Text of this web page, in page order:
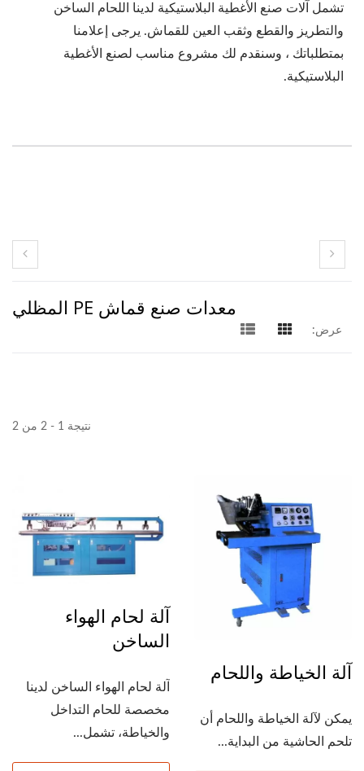
تشمل آلات صنع الأغطية البلاستيكية لدينا اللحام الساخن
والتطريز والقطع وثقب العين للقماش. يرجى إعلامنا
بمتطلباتك ، وسنقدم لك مشروع مناسب لصنع الأغطية
البلاستيكية.
معدات صنع قماش PE المظلي
عرض:
نتيجة 1 - 2 من 2
آلة الخياطة واللحام
يمكن لآلة الخياطة واللحام أن
تلحم الحاشية من البداية...
آلة لحام الهواء
الساخن
آلة لحام الهواء الساخن لدينا
مخصصة للحام التداخل
والخياطة، تشمل...